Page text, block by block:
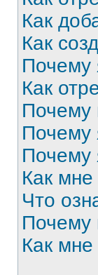
Как
Как
Почему
Как
Почему
Почему
Почему
Как
Что
Почему
Как